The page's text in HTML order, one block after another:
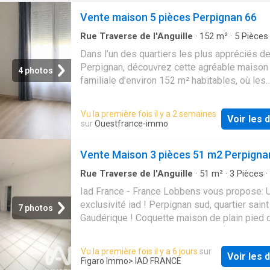
4 photos
Vente maison 5 pièces Perpignan 66
Rue Traverse de l'Anguille · 152 m² · 5 Pièces
Dans l’un des quartiers les plus appréciés de
Perpignan, découvrez cette agréable maison
familiale d’environ 152 m² habitables, où les
de vie confortable et chaleureux. Dès
maison séduit par sa vaste pièce de vie de
45 m², baignée de lumière, idéale pour
cuisine, rénovée avec soin, s’intègre
harmonieusement à cet espace Pensée
confort au quotidien, la maison bénéficie
climatisation gainable, d’un garage traversant
d’environ 23 m² et d’un terrain d’environ 216
facile à entretenir tout en permettant de
chambres, dont deux de plus de 20 m². L’une
bénéficie de sa salle de bains privative,
Vu la première fois il y a 2 semaines
surOuestfrance-immo Voir les
7 photos
Vente Maison 3 pièces 51 m2
Rue Traverse de l'Anguille · 51 m² · 3 Pièces ·
Parking
Iad France - France Lobbens vous propose:
exclusivité iad ! Perpignan sud, quartier saint
Gaudérique ! Coquette maison de plain pied
terrasse et garage ! Idéalement exposée et
au cOEur d 'une impasse elle offre un bel
Vu la première fois il y a 6 jours sur
Figaro Immo> IAD FRANCE Voir les